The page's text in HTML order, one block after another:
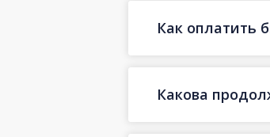
Как оплатить
Какова